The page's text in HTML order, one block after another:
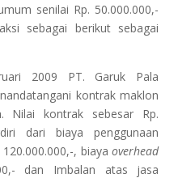
senilai Rp. 50.000.000,-
sebagai berikut sebagai
2009 PT. Garuk Pala
kontrak maklon
Nilai kontrak sebesar Rp.
dari biaya penggunaan
, biayaoverhead
dan Imbalan atas jasa